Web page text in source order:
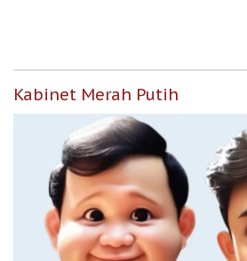
Kabinet Merah Putih